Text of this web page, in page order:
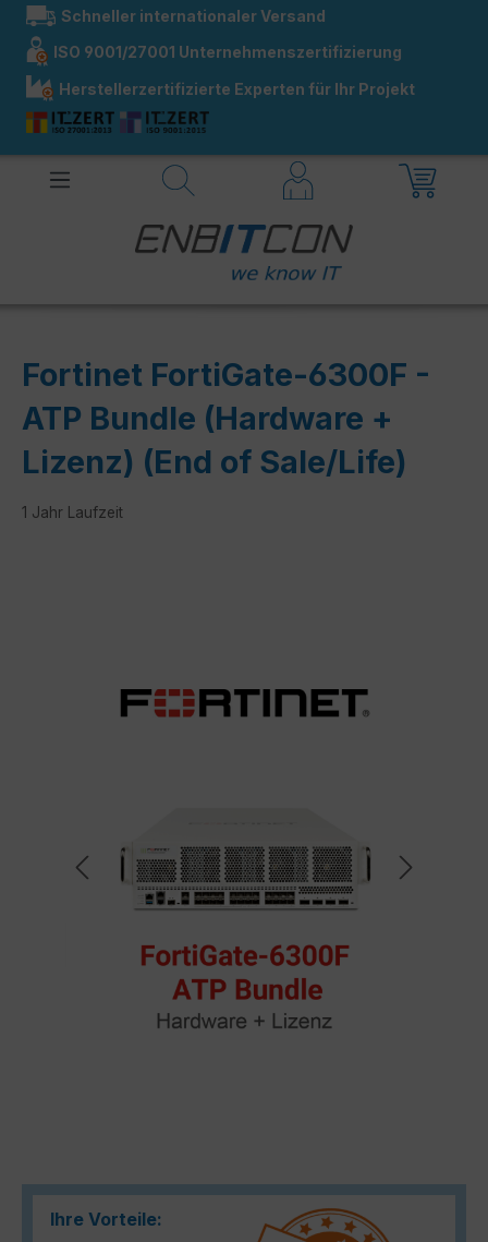
springen
Schneller internationaler Versand
ISO 9001/27001 Unternehmenszertifizierung
Herstellerzertifizierte Experten für Ihr Projekt
Fortinet FortiGate-6300F -
ATP Bundle (Hardware +
Lizenz) (End of Sale/Life)
1 Jahr Laufzeit
Ihre Vorteile: